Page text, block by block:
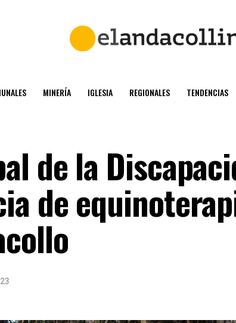
MINERÍA IGLESIA REGIONALES TENDENCIAS
de la
de